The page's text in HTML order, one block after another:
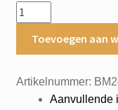
get
feeling
Jackie
Toevoegen aan
Artikelnummer:
Aanvullende